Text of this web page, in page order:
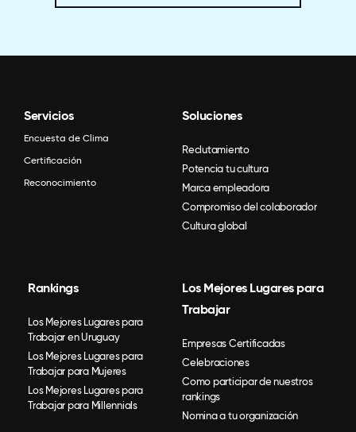
Servicios
Encuesta de Clima
Certificación
Reconocimiento
Soluciones
Reclutamiento
Potencia tu cultura
Marca empleadora
Compromiso del colaborador
Cultura global
Rankings
Los Mejores Lugares para
Trabajar en Uruguay
Los Mejores Lugares para
Trabajar para Mujeres
Los Mejores Lugares para
Trabajar para Millennials
Los Mejores Lugares para
Trabajar
Empresas Certificadas
Celebraciones
Como participar de nuestros
rankings
Nomina a tu organización